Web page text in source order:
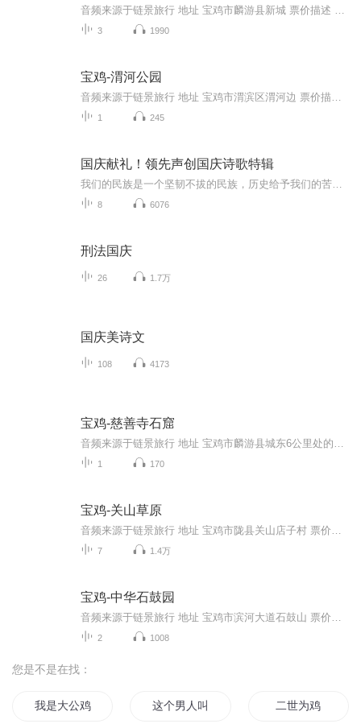
3 1990
宝鸡-渭河公园
1 245
国庆献礼！领先声创国庆诗歌特辑
8 6076
刑法国庆
26 1.7万
国庆美诗文
108 4173
宝鸡-慈善寺石窟
1 170
宝鸡-关山草原
7 1.4万
宝鸡-中华石鼓园
2 1008
您是不是在找：
我是大公鸡 这个男人叫山鸡 二世为鸡